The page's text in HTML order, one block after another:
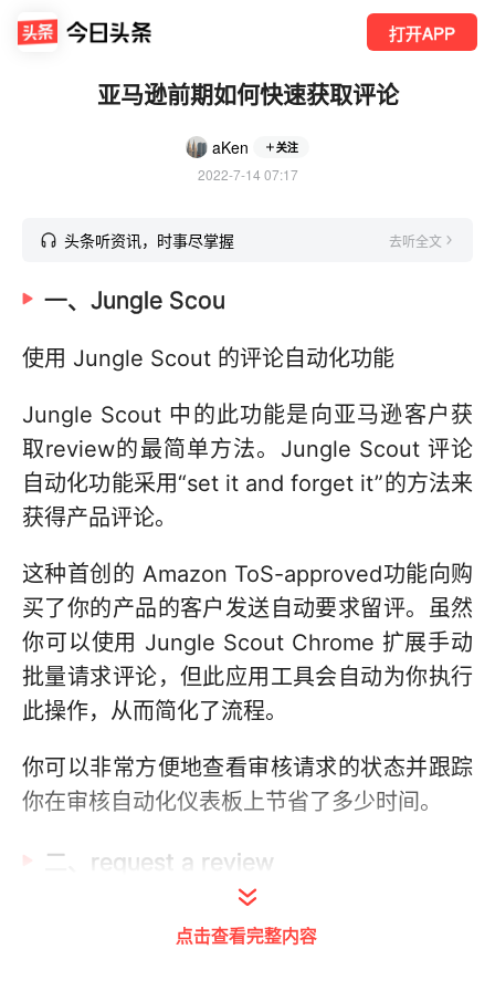
打开APP
亚马逊前期如何快速获取评论
aKen 关注
2022-7-14 07:17
头条听资讯，时事尽掌握 去听全文
一、Jungle Scou
使用 Jungle Scout 的评论自动化功能
Jungle Scout 中的此功能是向亚马逊客户获
取review的最简单方法。Jungle Scout 评论
自动化功能采用“set it and forget it”的方法来
获得产品评论。
这种首创的 Amazon ToS-approved功能向购
买了你的产品的客户发送自动要求留评。虽然
你可以使用 Jungle Scout Chrome 扩展手动
批量请求评论，但此应用工具会自动为你执行
此操作，从而简化了流程。
你可以非常方便地查看审核请求的状态并跟踪
你在审核自动化仪表板上节省了多少时间。
二、request a review
使用亚马逊的“request a review”
点击查看完整内容